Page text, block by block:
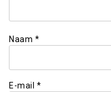
Naam *
E-mail *